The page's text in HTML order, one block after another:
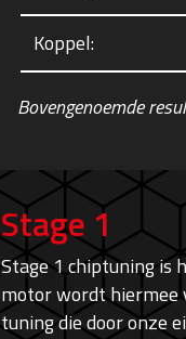
Koppel:
Bovengenoemde
Stage 1
Stage 1 chiptuning is
motor wordt hiermee
tuning die door onze